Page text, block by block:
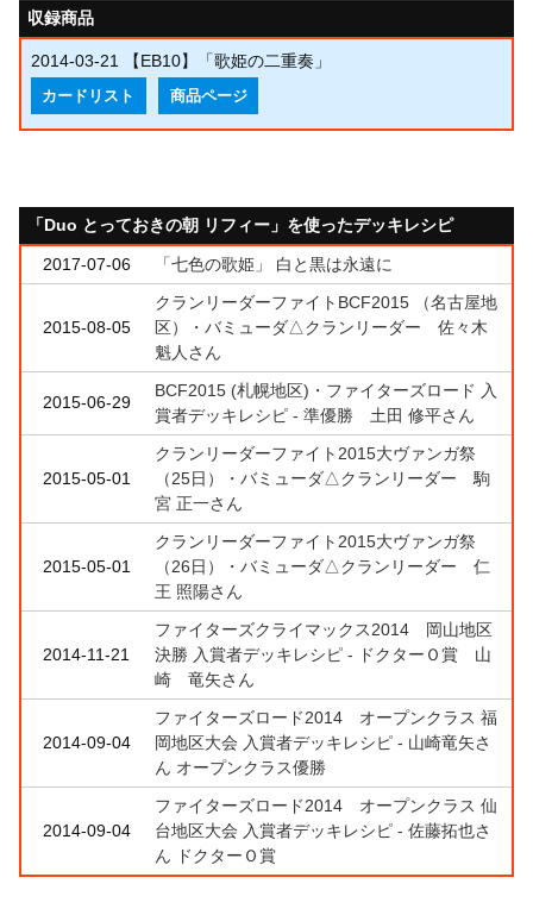
収録商品
2014-03-21 【EB10】「歌姫の二重奏」
カードリスト 商品ページ
「Duo とっておきの朝 リフィー」を使ったデッキレシピ
2017-07-06 「七色の歌姫」 白と黒は永遠に
2015-08-05
クランリーダーファイトBCF2015 （名古屋地
区）・バミューダ△クランリーダー 佐々木
魁人さん
2015-06-29
BCF2015 (札幌地区)・ファイターズロード 入
賞者デッキレシピ - 準優勝 土田 修平さん
2015-05-01
クランリーダーファイト2015大ヴァンガ祭
（25日）・バミューダ△クランリーダー 駒
宮 正一さん
2015-05-01
クランリーダーファイト2015大ヴァンガ祭
（26日）・バミューダ△クランリーダー 仁
王 照陽さん
2014-11-21
ファイターズクライマックス2014 岡山地区
決勝 入賞者デッキレシピ - ドクターＯ賞 山
崎 竜矢さん
2014-09-04
ファイターズロード2014 オープンクラス 福
岡地区大会 入賞者デッキレシピ - 山崎竜矢さ
ん オープンクラス優勝
2014-09-04
ファイターズロード2014 オープンクラス 仙
台地区大会 入賞者デッキレシピ - 佐藤拓也さ
ん ドクターＯ賞